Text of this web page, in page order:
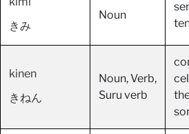
きみ
Noun
kinen
きねん
Noun, Verb,
Suru verb